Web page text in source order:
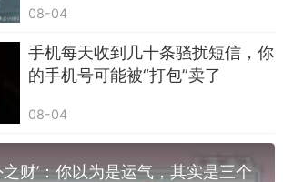
手机号发来的快递异常短信，不
除，不用理会。
医保、养老金补贴的短信，马上删
友，特别容易中招这类短信。
08-04
手机每天收到几十条骚扰短信，你
的手机号可能被“打包”卖了
08-04
财’：你以为是运气，其实是三个